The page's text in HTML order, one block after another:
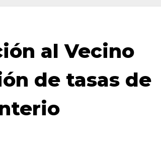
al Vecino
de tasas de